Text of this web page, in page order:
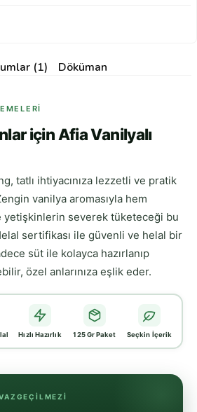
(1) Döküman
için Afia Vanilyalı
tatlı ihtiyacınıza lezzetli ve pratik
vanilya aromasıyla hem
yetişkinlerin severek tüketeceği bu
sertifikası ile güvenli ve helal bir
süt ile kolayca hazırlanıp
özel anlarınıza eşlik eder.
Hızlı Hazırlık 125 Gr Paket Seçkin İçerik